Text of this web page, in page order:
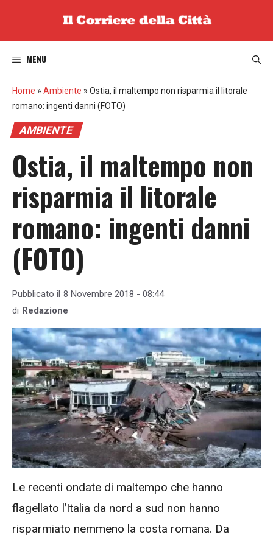
MENU
Home » Ambiente » Ostia, il maltempo non risparmia il litorale
romano: ingenti danni (FOTO)
AMBIENTE
Ostia, il maltempo non
risparmia il litorale
romano: ingenti danni
(FOTO)
Pubblicato il 8 Novembre 2018 - 08:44
di Redazione
Le recenti ondate di maltempo che hanno
flagellato l’Italia da nord a sud non hanno
risparmiato nemmeno la costa romana. Da